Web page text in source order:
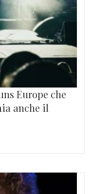
Europe che
anche il